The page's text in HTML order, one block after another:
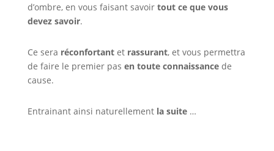
d’ombre, en vous faisant savoir tout ce que vous
devez savoir.
Ce sera réconfortantet rassurant, et vous permettra
de faire le premier pas en toute connaissancede
cause.
Entrainant ainsi naturellement la suite…